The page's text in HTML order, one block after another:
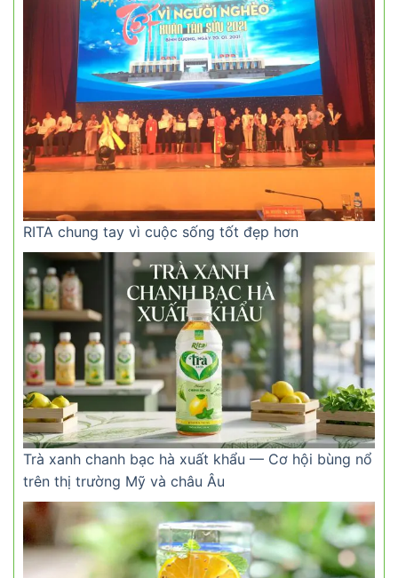
RITA chung tay vì cuộc sống tốt đẹp hơn
Trà xanh chanh bạc hà xuất khẩu — Cơ hội bùng nổ
trên thị trường Mỹ và châu Âu